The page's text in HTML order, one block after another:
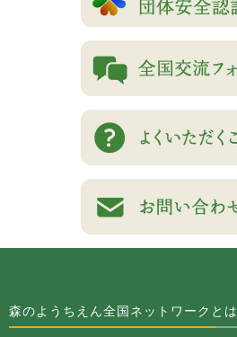
森のようちえん全国ネットワークとは